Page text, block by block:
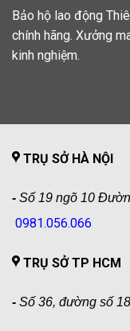
Bảo hộ lao động
chính hãng. Xưởng
kinh nghiệm.
TRỤ SỞ HÀ NỘI
- Số 19 ngõ 10
0981.056.066
TRỤ SỞ TP HCM
- Số 36, đường số